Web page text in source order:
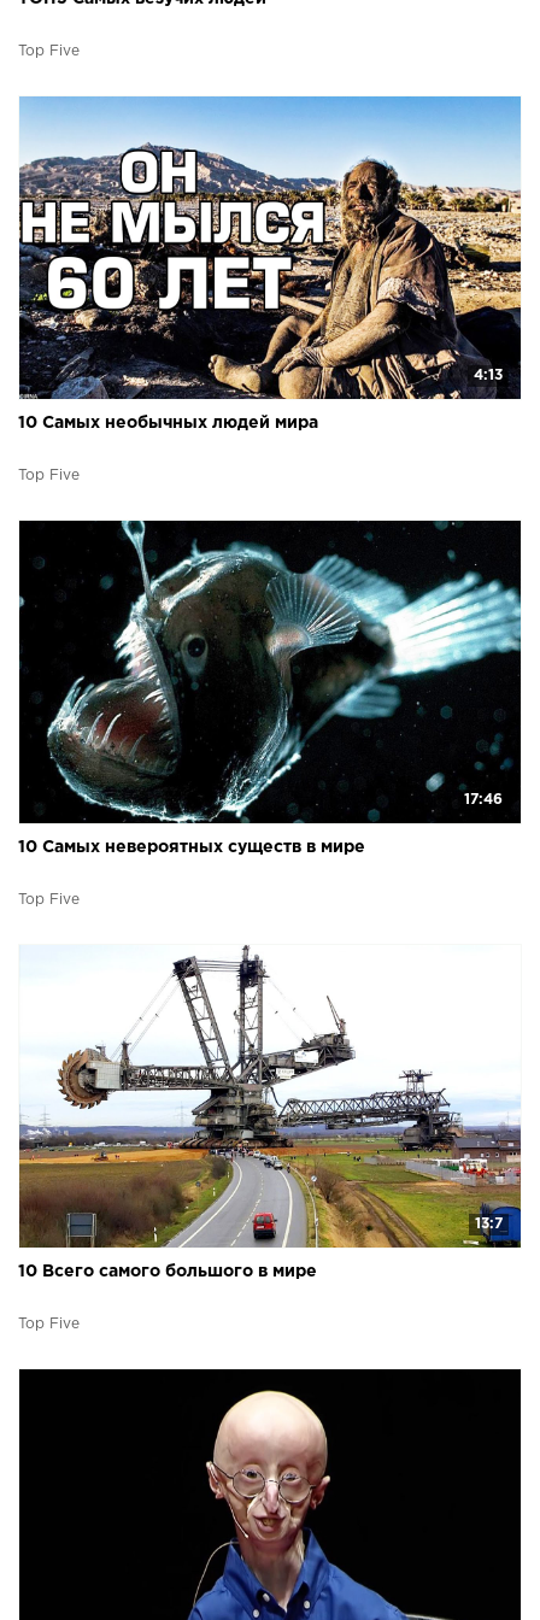
Top Five
4:13
10 Самых необычных людей мира
Top Five
17:46
10 Самых невероятных существ в мире
Top Five
13:7
10 Всего самого большого в мире
Top Five